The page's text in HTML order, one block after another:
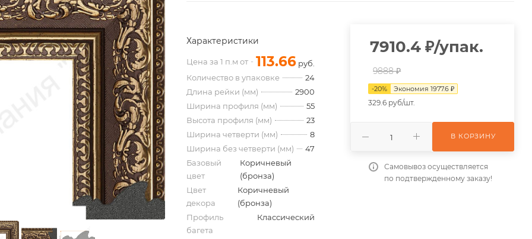
Характеристики
Цена за 1 п.м от 113.66 руб.
Количество в упаковке
24
Длина рейки (мм)
2900
Ширина профиля (мм)
55
Высота профиля (мм)
23
Ширина четверти (мм)
8
Ширина без четверти (мм)
47
Базовый
цвет
Коричневый
(бронза)
Цвет
декора
Коричневый
(бронза)
Профиль
багета
Классический
7910.4 ₽/упак.
9888 ₽
-20% Экономия1977.6 ₽
329.6 руб/шт.
В КОРЗИНУ
Самовывоз осуществляется
по подтвержденному заказу!